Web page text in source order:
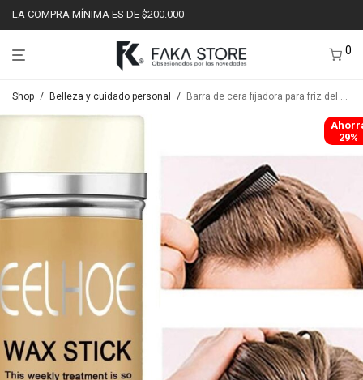
LA COMPRA MÍNIMA ES DE $200.000
0
Shop / Belleza y cuidado personal / Barra de cera fijadora para friz del cabello unisex SP-1
29%